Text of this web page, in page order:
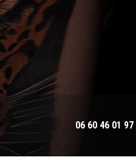
06 60 46 01 97